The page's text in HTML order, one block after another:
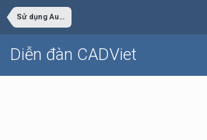
Sử dụng AutoCAD
Diễn đàn CADViet